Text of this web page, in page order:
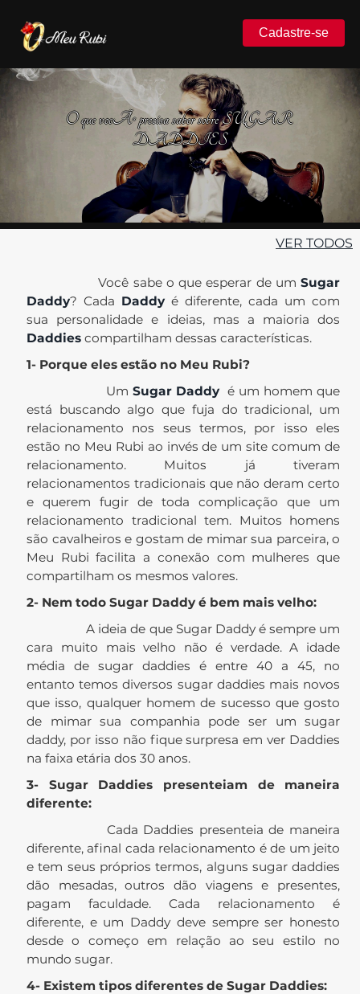
Cadastre-se
O que vocÃª precisa saber sobre SUGAR
DADDIES
VER TODOS
Você sabe o que esperar de umSugar
Daddy? Cada Daddy é diferente, cada um com
sua personalidade e ideias, mas a maioria dos
Daddiescompartilham dessas características.
1- Porque eles estão no Meu Rubi?
UmSugar Daddy é um homem que
está buscando algo que fuja do tradicional, um
relacionamento nos seus termos, por isso eles
estão no Meu Rubi ao invés de um site comum de
relacionamento. Muitos já tiveram
relacionamentos tradicionais que não deram certo
e querem fugir de toda complicação que um
relacionamento tradicional tem. Muitos homens
são cavalheiros e gostam de mimar sua parceira, o
Meu Rubi facilita a conexão com mulheres que
compartilham os mesmos valores.
2- Nem todo Sugar Daddy é bem mais velho:
A ideia de que Sugar Daddy é sempre um
cara muito mais velho não é verdade. A idade
média de sugar daddies é entre 40 a 45, no
entanto temos diversos sugar daddies mais novos
que isso, qualquer homem de sucesso que gosto
de mimar sua companhia pode ser um sugar
daddy, por isso não fique surpresa em ver Daddies
na faixa etária dos 30 anos.
3- Sugar Daddies presenteiam de maneira
diferente:
Cada Daddies presenteia de maneira
diferente, afinal cada relacionamento é de um jeito
e tem seus próprios termos, alguns sugar daddies
dão mesadas, outros dão viagens e presentes,
pagam faculdade. Cada relacionamento é
diferente, e um Daddy deve sempre ser honesto
desde o começo em relação ao seu estilo no
mundo sugar.
4- Existem tipos diferentes de Sugar Daddies: